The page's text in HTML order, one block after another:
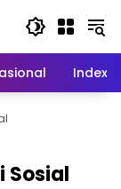
Index
Sosial